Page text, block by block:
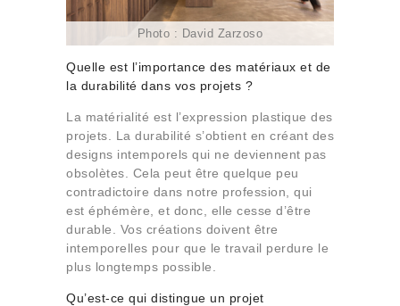
Photo : David Zarzoso
Quelle est l’importance des matériaux et de
la durabilité dans vos projets ?
La matérialité est l’expression plastique des
projets. La durabilité s’obtient en créant des
designs intemporels qui ne deviennent pas
obsolètes. Cela peut être quelque peu
contradictoire dans notre profession, qui
est éphémère, et donc, elle cesse d’être
durable. Vos créations doivent être
intemporelles pour que le travail perdure le
plus longtemps possible.
Qu’est-ce qui distingue un projet